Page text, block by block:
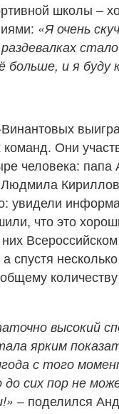
школы –
«Я очень
и я буду
Они
человека:
увидели
что это
спустя
высокий
ярким
с того
сих пор не
– поделился